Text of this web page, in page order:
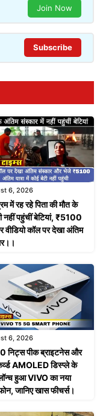
Join Now
Subscribe
6, 2026
में रह रहे पिता की मौत के
नहीं पहुंचीं बेटियां, ₹5100
कॉल पर देखा अंतिम
6, 2026
निट्स पीक ब्राइटनेस और
AMOLED डिस्प्ले के
हुआ VIVO का नया
जानिए खास फीचर्स।